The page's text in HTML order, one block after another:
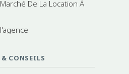
De La Location À
CONSEILS